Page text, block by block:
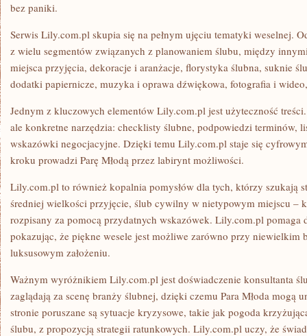
bez paniki.
Serwis Lily.com.pl skupia się na pełnym ujęciu tematyki weselnej.
z wielu segmentów związanych z planowaniem ślubu, między
miejsca przyjęcia, dekoracje i aranżacje, florystyka ślubna, suknie
dodatki papiernicze, muzyka i oprawa dźwiękowa, fotografia i
Jednym z kluczowych elementów Lily.com.pl jest użyteczność
ale konkretne narzędzia: checklisty ślubne, podpowiedzi terminów,
wskazówki negocjacyjne. Dzięki temu Lily.com.pl staje się
kroku prowadzi Parę Młodą przez labirynt możliwości.
Lily.com.pl to również kopalnia pomysłów dla tych, którzy szukają
średniej wielkości przyjęcie, ślub cywilny w nietypowym miejscu –
rozpisany za pomocą przydatnych wskazówek. Lily.com.pl pomaga
pokazując, że piękne wesele jest możliwe zarówno przy niewielkim
luksusowym założeniu.
Ważnym wyróżnikiem Lily.com.pl jest doświadczenie konsultanta
zaglądają za scenę branży ślubnej, dzięki czemu Para Młoda mogą
stronie poruszane są sytuacje kryzysowe, takie jak pogoda
ślubu, z propozycją strategii ratunkowych. Lily.com.pl uczy, że